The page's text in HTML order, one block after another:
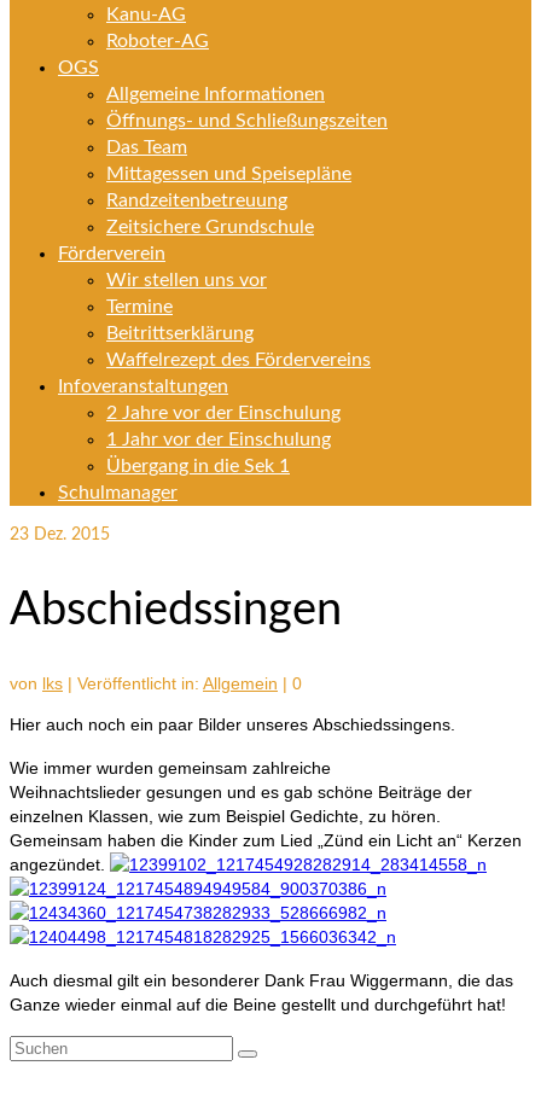
Kanu-AG
Roboter-AG
OGS
Allgemeine Informationen
Öffnungs- und Schließungszeiten
Das Team
Mittagessen und Speisepläne
Randzeitenbetreuung
Zeitsichere Grundschule
Förderverein
Wir stellen uns vor
Termine
Beitrittserklärung
Waffelrezept des Fördervereins
Infoveranstaltungen
2 Jahre vor der Einschulung
1 Jahr vor der Einschulung
Übergang in die Sek 1
Schulmanager
23 Dez. 2015
Abschiedssingen
von lks | Veröffentlicht in: Allgemein | 0
Hier auch noch ein paar Bilder unseres Abschiedssingens.
Wie immer wurden gemeinsam zahlreiche
Weihnachtslieder gesungen und es gab schöne Beiträge der
einzelnen Klassen, wie zum Beispiel Gedichte, zu hören.
Gemeinsam haben die Kinder zum Lied „Zünd ein Licht an“ Kerzen
angezündet.
Auch diesmal gilt ein besonderer Dank Frau Wiggermann, die das
Ganze wieder einmal auf die Beine gestellt und durchgeführt hat!
Suchen